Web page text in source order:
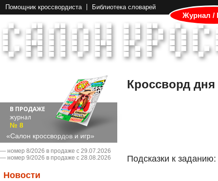
Помощник кроссвордиста Библиотека словарей
Журнал /
В ПРОДАЖЕ
журнал
№ 8
«Салон кроссвордов и игр»
― номер 8/2026 в продаже с 29.07.2026
― номер 9/2026 в продаже с 28.08.2026
Новости
Кроссворд дня
Подсказки к заданию: